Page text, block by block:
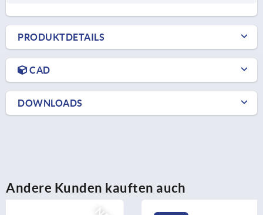
PRODUKTDETAILS
CAD
DOWNLOADS
Andere Kunden kauften auch